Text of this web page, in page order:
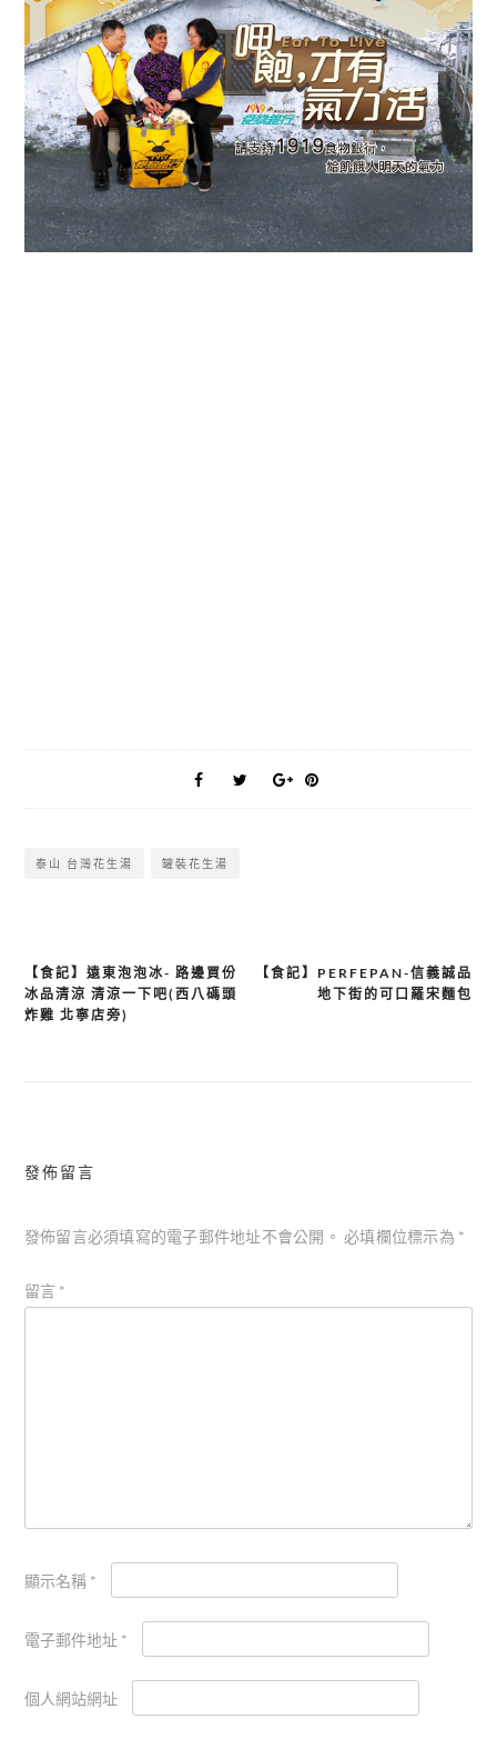
泰山 台灣花生湯 罐裝花生湯
文
章
【食記】遠東泡泡冰- 路邊買份
冰品清涼 清涼一下吧(西八碼頭
炸雞 北寧店旁)
【食記】PERFEPAN-信義誠品
地下街的可口羅宋麵包
發佈留言
發佈留言必須填寫的電子郵件地址不會公開。 必填欄位標示為 *
留言 *
顯示名稱 *
電子郵件地址 *
個人網站網址